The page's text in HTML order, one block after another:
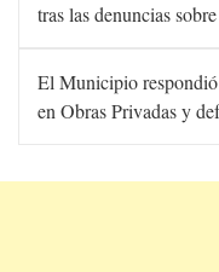
tras las denuncias
El Municipio respondió
en Obras Privadas y